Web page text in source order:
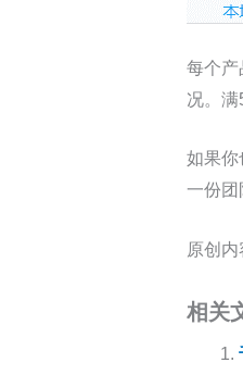
每个产
况。满
如果你
一份团
原创内
相关